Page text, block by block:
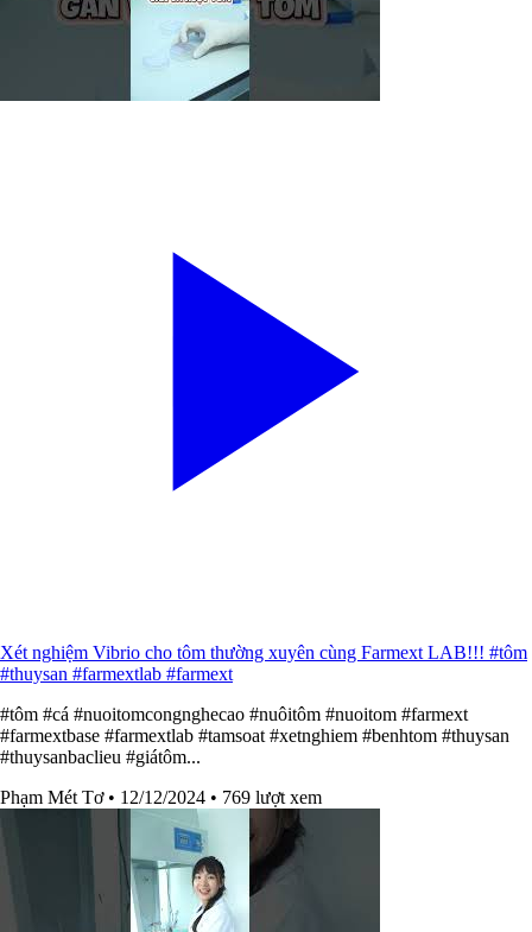
Xét nghiệm Vibrio cho tôm thường xuyên cùng Farmext LAB!!! #tôm
#thuysan #farmextlab #farmext
#tôm #cá #nuoitomcongnghecao #nuôitôm #nuoitom #farmext
#farmextbase #farmextlab #tamsoat #xetnghiem #benhtom #thuysan
#thuysanbaclieu #giátôm...
Phạm Mét Tơ • 12/12/2024 • 769 lượt xem